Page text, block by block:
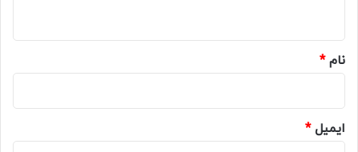
نام*
ایمیل*